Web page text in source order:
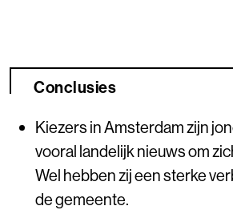
Conclusies
Kiezers in Amsterdam zijn
vooral landelijk nieuws om
Wel hebben zij een sterke
de gemeente.